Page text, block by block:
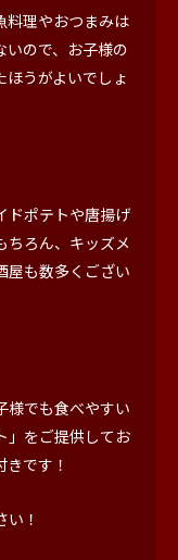
料理やおつまみは
いので、お子様の
うがよいでしょ
ドポテトや唐揚げ
ちろん、キッズメ
屋も数多くござい
様でも食べやすい
」をご提供してお
です！
！